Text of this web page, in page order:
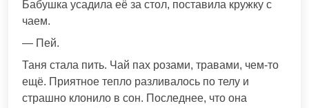
Бабушка усадила её за стол, поставила кружку с
чаем.
— Пей.
Таня стала пить. Чай пах розами, травами, чем-то
ещё. Приятное тепло разливалось по телу и
страшно клонило в сон. Последнее, что она